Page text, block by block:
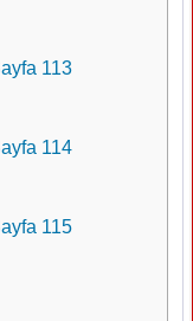
113
114
115